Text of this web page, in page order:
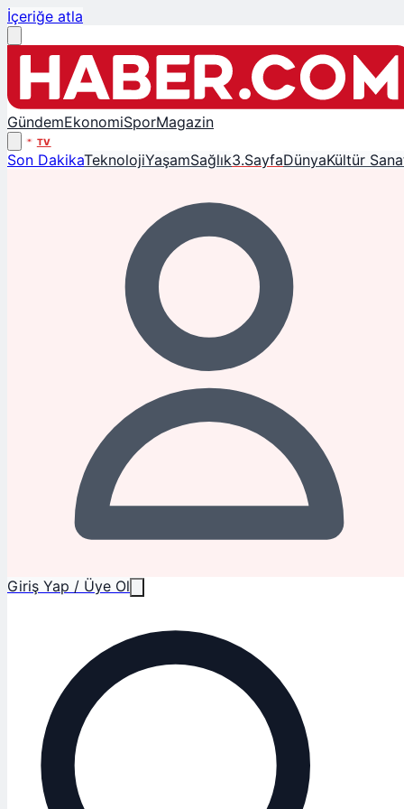
İçeriğe atla
GündemEkonomiSporMagazin
TV
Son DakikaTeknolojiYaşamSağlık3.SayfaDünyaKültür
Giriş Yap / Üye Ol